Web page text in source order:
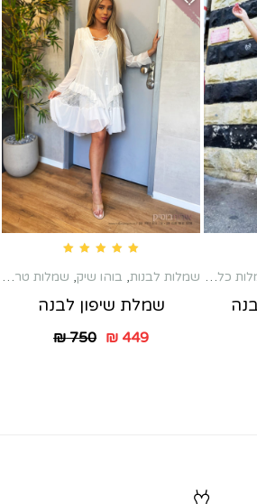
כלה שניה ,שמלות לברית לאמא,שמלות שמלות לבנות, בוהו שיק, שמלות טראש
שמלת שיפון לבנה
₪750 ₪449